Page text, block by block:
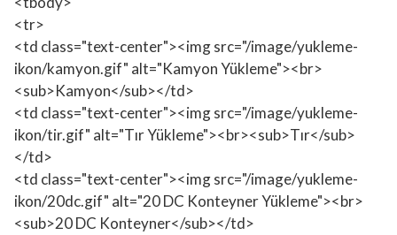
<tr>
<td class="text-center"><img src="/image/yukleme-
ikon/kamyon.gif" alt="Kamyon Yükleme"><br>
<sub>Kamyon</sub></td>
<td class="text-center"><img src="/image/yukleme-
ikon/tir.gif" alt="Tır Yükleme"><br><sub>Tır</sub>
</td>
<td class="text-center"><img src="/image/yukleme-
ikon/20dc.gif" alt="20 DC Konteyner Yükleme"><br>
<sub>20 DC Konteyner</sub></td>